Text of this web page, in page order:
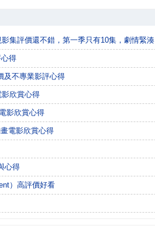
集評價還不錯，第一季只有10集，劇情緊湊
得
及不專業影評心得
欣賞心得
影欣賞心得
電影欣賞心得
心得
）高評價好看